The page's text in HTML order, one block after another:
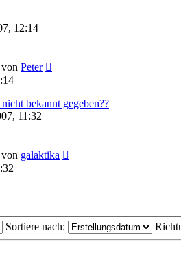
12:14
von Peter
bekannt gegeben??
11:32
von galaktika
Sortiere nach: